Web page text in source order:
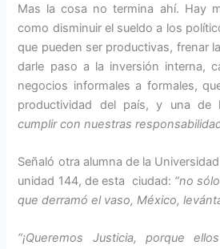
Mas la cosa no termina ahí. Hay
como disminuir el sueldo a los
que pueden ser productivas, frenar
darle paso a la inversión interna,
negocios informales a formales,
productividad del país, y una de
cumplir con nuestras
Señaló otra alumna de la
unidad 144, de esta ciudad: “no
que derramó el vaso, México,
“¡Queremos Justicia, porque